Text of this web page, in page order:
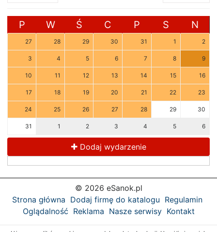
P W Ś C P S N
27 28 29 30 31 1 2
3 4 5 6 7 8 9
10 11 12 13 14 15 16
17 18 19 20 21 22 23
24 25 26 27 28 29 30
31 1 2 3 4 5 6
Dodaj wydarzenie
© 2026 eSanok.pl
Strona główna Dodaj firmę do katalogu Regulamin
Oglądalność Reklama Nasze serwisy Kontakt